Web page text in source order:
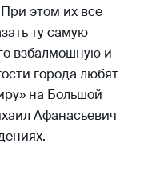
этом их все
ту самую
взбалмошную и
города любят
на Большой
Афанасьевич